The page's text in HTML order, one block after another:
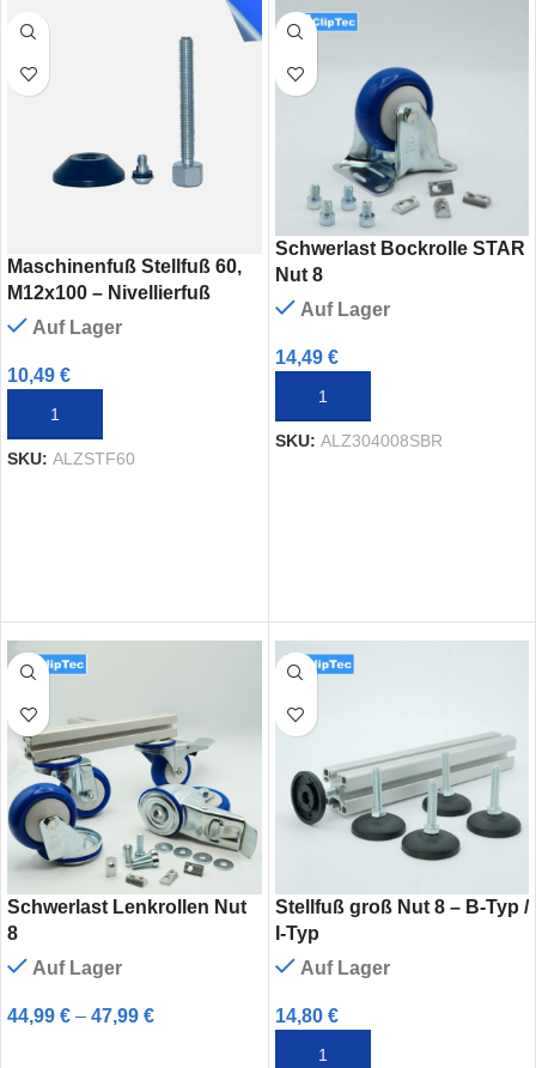
Maschinenfuß Stellfuß 60,
M12x100 – Nivellierfuß
Auf Lager
10,49 €
IN DEN WARENKORB
SKU: ALZSTF60
Schwerlast Bockrolle STAR
Nut 8
Auf Lager
14,49 €
IN DEN WARENKORB
SKU: ALZ304008SBR
Schwerlast Lenkrollen Nut
8
Auf Lager
44,99 € – 47,99 €
Stellfuß groß Nut 8 – B-Typ /
I-Typ
Auf Lager
14,80 €
IN DEN WARENKORB